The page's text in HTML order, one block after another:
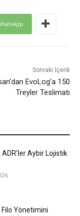
Sonraki İçerik
EvoLog’a 150
Treyler Teslimatı
Aybir Lojistik
Yönetimini